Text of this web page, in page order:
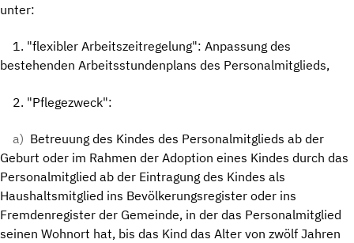
unter:
1. "flexibler Arbeitszeitregelung": Anpassung des
bestehenden Arbeitsstundenplans des Personalmitglieds,
2. "Pflegezweck":
a) Betreuung des Kindes des Personalmitglieds ab der
Geburt oder im Rahmen der Adoption eines Kindes durch das
Personalmitglied ab der Eintragung des Kindes als
Haushaltsmitglied ins Bevölkerungsregister oder ins
Fremdenregister der Gemeinde, in der das Personalmitglied
seinen Wohnort hat, bis das Kind das Alter von zwölf Jahren